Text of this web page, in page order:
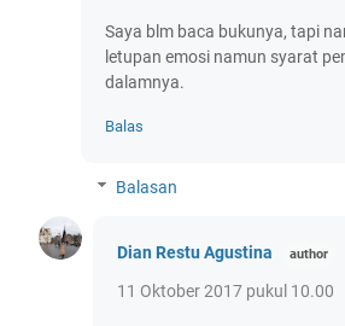
Saya blm baca bukunya, tapi
letupan emosi namun syarat
dalamnya.
Balas
Balasan
Dian Restu Agustina
11 Oktober 2017 pukul 10.00